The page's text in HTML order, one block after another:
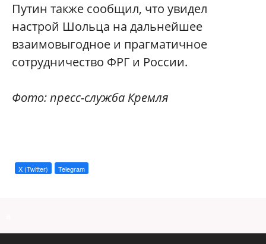
Путин также сообщил, что увидел
настрой Шольца на дальнейшее
взаимовыгодное и прагматичное
сотрудничество ФРГ и России.
Фото: пресс-служба Кремля
X (Twitter) Telegram